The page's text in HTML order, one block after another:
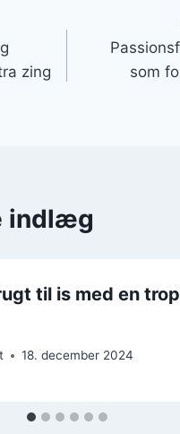
zing
som
indlæg
til is med en
18. december 2024